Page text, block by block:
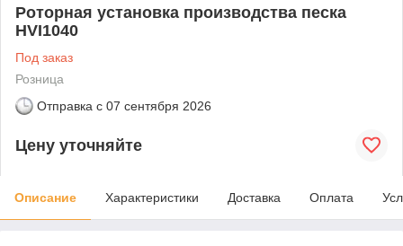
Роторная установка производства песка
HVI1040
Под заказ
Розница
Отправка с 07 сентября 2026
Цену уточняйте
Описание Характеристики Доставка Оплата